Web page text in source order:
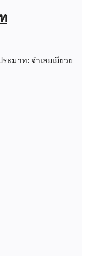
ะมาท: จำเลยเยียวย